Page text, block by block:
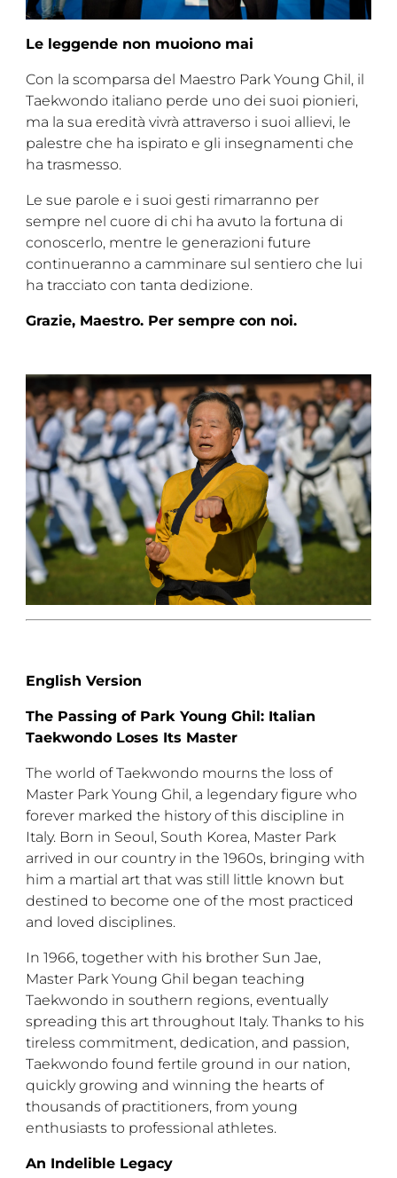
Le leggende non muoiono mai
Con la scomparsa del Maestro Park Young Ghil, il
Taekwondo italiano perde uno dei suoi pionieri,
ma la sua eredità vivrà attraverso i suoi allievi, le
palestre che ha ispirato e gli insegnamenti che
ha trasmesso.
Le sue parole e i suoi gesti rimarranno per
sempre nel cuore di chi ha avuto la fortuna di
conoscerlo, mentre le generazioni future
continueranno a camminare sul sentiero che lui
ha tracciato con tanta dedizione.
Grazie, Maestro. Per sempre con noi.
English Version
The Passing of Park Young Ghil: Italian
Taekwondo Loses Its Master
The world of Taekwondo mourns the loss of
Master Park Young Ghil, a legendary figure who
forever marked the history of this discipline in
Italy. Born in Seoul, South Korea, Master Park
arrived in our country in the 1960s, bringing with
him a martial art that was still little known but
destined to become one of the most practiced
and loved disciplines.
In 1966, together with his brother Sun Jae,
Master Park Young Ghil began teaching
Taekwondo in southern regions, eventually
spreading this art throughout Italy. Thanks to his
tireless commitment, dedication, and passion,
Taekwondo found fertile ground in our nation,
quickly growing and winning the hearts of
thousands of practitioners, from young
enthusiasts to professional athletes.
An Indelible Legacy